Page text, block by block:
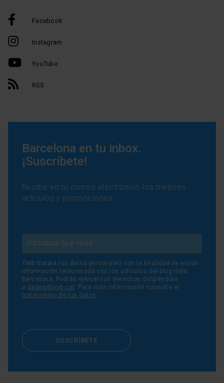
Facebook
Instagram
YouTube
RSS
Barcelona en tu inbox.
¡Suscríbete!
Recibe en tu correo electrónico los mejores
artículos y promociones:
TMB tratará tus datos personales con la finalidad de enviar
información relacionada con los artículos del blog Hola
Barcelona. Podrás ejercer tus derechos dirigiéndote
a dades@tmb.cat . Para más información consulta el
tratamiento de tus datos .
SUSCRÍBETE